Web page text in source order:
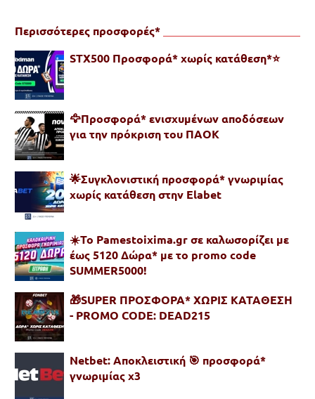
Περισσότερες προσφορές*
STX500 Προσφορά* χωρίς κατάθεση*⭐
🦅Προσφορά* ενισχυμένων αποδόσεων
για την πρόκριση του ΠΑΟΚ
🌟Συγκλονιστική προσφορά* γνωριμίας
χωρίς κατάθεση στην Elabet
☀️To Pamestoixima.gr σε καλωσορίζει με
έως 5120 Δώρα* με το promo code
SUMMER5000!
🎁SUPER ΠΡΟΣΦΟΡΑ* ΧΩΡΙΣ ΚΑΤΑΘΕΣΗ
- PROMO CODE: DEAD215
Netbet: Αποκλειστική 🎯 προσφορά*
γνωριμίας x3